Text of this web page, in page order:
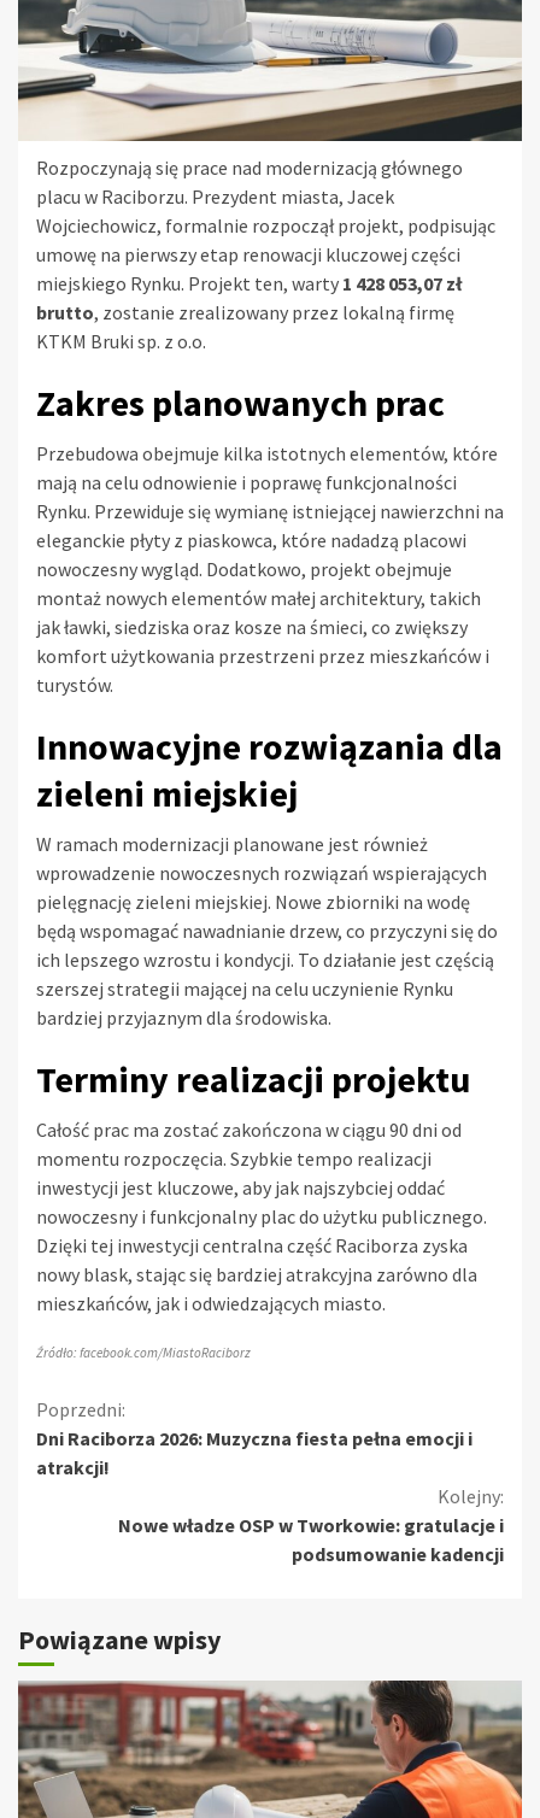
Rozpoczynają się prace nad modernizacją głównego
placu w Raciborzu. Prezydent miasta, Jacek
Wojciechowicz, formalnie rozpoczął projekt, podpisując
umowę na pierwszy etap renowacji kluczowej części
miejskiego Rynku. Projekt ten, warty 1 428 053,07 zł
brutto, zostanie zrealizowany przez lokalną firmę
KTKM Bruki sp. z o.o.
Zakres planowanych prac
Przebudowa obejmuje kilka istotnych elementów, które
mają na celu odnowienie i poprawę funkcjonalności
Rynku. Przewiduje się wymianę istniejącej nawierzchni na
eleganckie płyty z piaskowca, które nadadzą placowi
nowoczesny wygląd. Dodatkowo, projekt obejmuje
montaż nowych elementów małej architektury, takich
jak ławki, siedziska oraz kosze na śmieci, co zwiększy
komfort użytkowania przestrzeni przez mieszkańców i
turystów.
Innowacyjne rozwiązania dla
zieleni miejskiej
W ramach modernizacji planowane jest również
wprowadzenie nowoczesnych rozwiązań wspierających
pielęgnację zieleni miejskiej. Nowe zbiorniki na wodę
będą wspomagać nawadnianie drzew, co przyczyni się do
ich lepszego wzrostu i kondycji. To działanie jest częścią
szerszej strategii mającej na celu uczynienie Rynku
bardziej przyjaznym dla środowiska.
Terminy realizacji projektu
Całość prac ma zostać zakończona w ciągu 90 dni od
momentu rozpoczęcia. Szybkie tempo realizacji
inwestycji jest kluczowe, aby jak najszybciej oddać
nowoczesny i funkcjonalny plac do użytku publicznego.
Dzięki tej inwestycji centralna część Raciborza zyska
nowy blask, stając się bardziej atrakcyjna zarówno dla
mieszkańców, jak i odwiedzających miasto.
Źródło: facebook.com/MiastoRaciborz
Kontynuuj
czytanie
Poprzedni:
Dni Raciborza 2026: Muzyczna fiesta pełna emocji i
atrakcji!
Kolejny:
Nowe władze OSP w Tworkowie: gratulacje i
podsumowanie kadencji
Powiązane wpisy